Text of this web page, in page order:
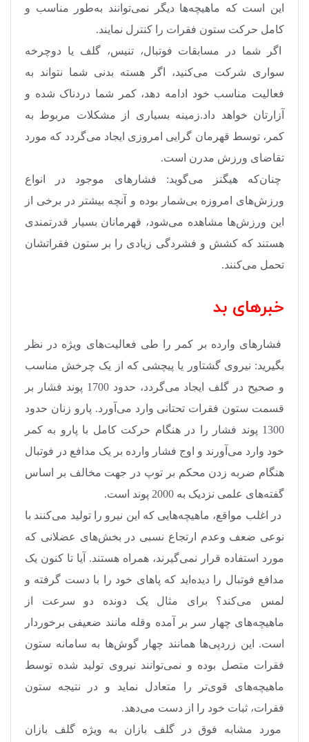
این است که ماهیچه‌ها دیگر نمی‌توانند به‌طور مناسب و
کامل حرکت ستون فقرات را کنترل نمایند.
اگر شما در مسابقات فوتبال، تنیس، گلف یا دوچرخه
سواری شرکت می‌کنید، اگر هسته بدنی شما نتواند به
فعالیت مناسب خود ادامه دهد، کمر شما دردناک شده و
آزارتان خواهد داد.زمینه بسیاری از مشکلات مربوط به
کمر، توسط قهرمان گرایی امروزی ایجاد می‌گردد که مورد
تقاضای ورزش مدرن است.
چنان‌که هیگنز می‌گوید: فشارهای موجود در انواع
ورزش‌های امروزه بی‌شمار بوده و آنچه بیشتر در برخی از
این ورزش‌ها مشاهده می‌شود، قهرمانان بسیار قدرتمندی
هستند که کشش و فشردگی زیادی را بر ستون فقراتشان
تحمل می‌کنند.
خبرهای بد
فشارهای وارده بر کمر را طی فعالیت‌های ویژه در نظر
بگیرید: نیروی گشتاور یا پیچشی که از یک چرخش مناسب
و صحیح در گلف ایجاد می‌گردد، حدود 1700 پوند فشار بر
قسمت ستون فقرات تحتانی وارد می‌آورد. پارو زنان حدود
1300 پوند فشار را در هنگام حرکت کامل با پارو به کمر
خود وارد می‌آورند و اوج فشار وارده بر یک مدافع در فوتبال
هنگام ضربه زدن محکم بر توپ در جهت مخالف بر اساس
گفته‌های علمی نزدیک به 2000 پوند است
.
در اغلب مواقع، ماهیچه‌هایی که این نیرو را تولید می‌کنند با
نوعی ضعف وعدم ارتجاع نسبی در بخش‌های عضلانی که
مورد استفاده قرار نمی‌گیرند، همراه هستند. آیا تا کنون یک
مدافع فوتبال را دیده‌اید که پاهای خود را با دست گرفته و
لمس می‌کند؟ برای مثال یک دونده دو سرعت از
ماهیچه‌های چهار سر بر آمده وقله مانند ضعیفی برخوردار
است. این زردپی‌ها همانند چهار گوش‌ها به سامانه ستون
فقرات متصل بوده و نمی‌توانند نیروی تولید شده توسط
ماهیچه‌های قوی‌تر را متعادل نماید و در نتیجه ستون
فقرات، ثبات خود را از دست می‌دهد.
مورد مشابه فوق در گلف بازان به ویژه گلف بازان